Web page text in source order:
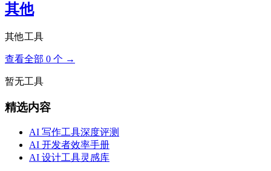
其他
其他工具
查看全部 0 个 →
暂无工具
精选内容
AI 写作工具深度评测
AI 开发者效率手册
AI 设计工具灵感库